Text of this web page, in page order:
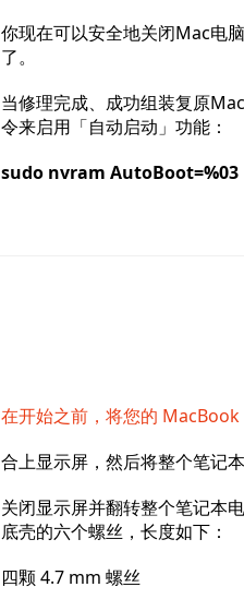
你现在可以安全地关闭Mac电
了。
当修理完成、成功组装复原
令来启用「自动启动」功能：
sudo nvram AutoBoot=%03
在开始之前，将您的 MacBook
合上显示屏，然后将整个笔记
关闭显示屏并翻转整个笔记本
底壳的六个螺丝，长度如下：
四颗 4.7 mm 螺丝